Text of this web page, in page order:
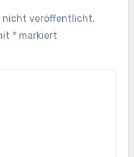
nicht veröffentlicht.
* markiert